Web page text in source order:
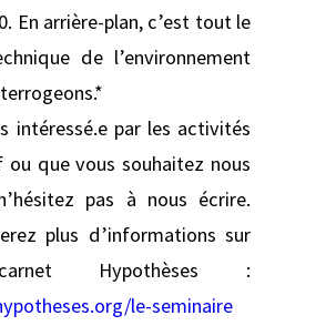
En arrière-plan, c’est tout le
de l’environnement
intéressé.e par les activités
que vous souhaitez nous
pas à nous écrire.
plus d’informations sur
Hypothèses :
le-seminaire